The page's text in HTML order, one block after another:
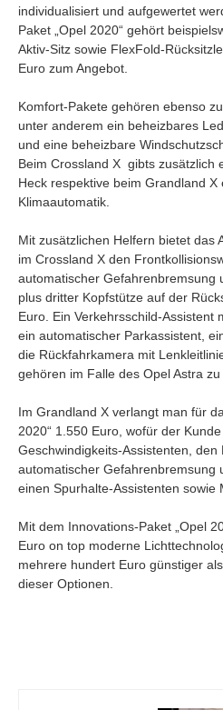
individualisiert und aufgewertet
Paket „Opel 2020“ gehört
Aktiv-Sitz sowie FlexFold-
Euro zum Angebot.
Komfort-Pakete gehören ebenso
unter anderem ein beheizbares
und eine beheizbare
Beim Crossland X gibts zusätzlich
Heck respektive beim Grandland X
Klimaautomatik.
Mit zusätzlichen Helfern bietet das
im Crossland X den
automatischer Gefahrenbremsung
plus dritter Kopfstütze auf der
Euro. Ein Verkehrsschild-Assistent
ein automatischer Parkassistent,
die Rückfahrkamera mit
gehören im Falle des Opel Astra zu
Im Grandland X verlangt man für
2020“ 1.550 Euro, wofür der
Geschwindigkeits-Assistenten,
automatischer Gefahrenbremsung
einen Spurhalte-Assistenten sowie
Mit dem Innovations-Paket „Opel
Euro on top moderne
mehrere hundert Euro günstiger
dieser Optionen.